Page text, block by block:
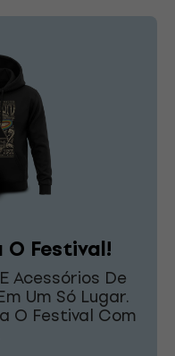
Festival!
Acessórios De
Um Só Lugar.
O Festival Com